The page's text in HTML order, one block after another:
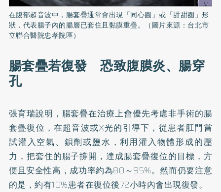
在腹部超音波中，腸套疊通常會出現「同心圓」或「甜甜圈」形
狀，代表腸子內的腸層已套住且黏膜重疊。（圖片來源：台北市
立聯合醫院忠孝院區）
腸套疊若復發 恐致腹膜炎、腸穿
孔
張育瑞說明，腸套疊在治療上會優先考慮非手術的腸
套疊復位，在超音波或X光的引導下，從患者肛門嘗
試灌入空氣、鋇劑或鹽水，利用灌入物體形成的壓
力，把套住的腸子撐開，達成腸套疊復位的目標，方
便且安全性高，成功率約為80～95%。然而仍要注意
的是，約有10%患者在復位後72小時內會出現復發。